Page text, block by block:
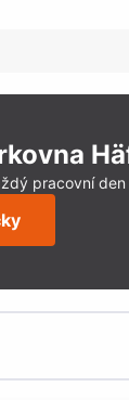
pracovní